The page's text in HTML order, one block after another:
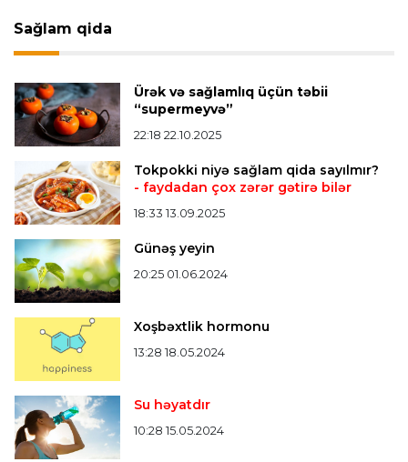
Sağlam qida
Ürək və sağlamlıq üçün təbii
“supermeyvə”
22:18 22.10.2025
Tokpokki niyə sağlam qida sayılmır?
- faydadan çox zərər gətirə bilər
18:33 13.09.2025
Günəş yeyin
20:25 01.06.2024
Xoşbəxtlik hormonu
13:28 18.05.2024
Su həyatdır
10:28 15.05.2024